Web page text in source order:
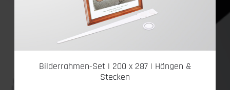
Bilderrahmen-Set | 200 x 287 | Hängen &
Stecken